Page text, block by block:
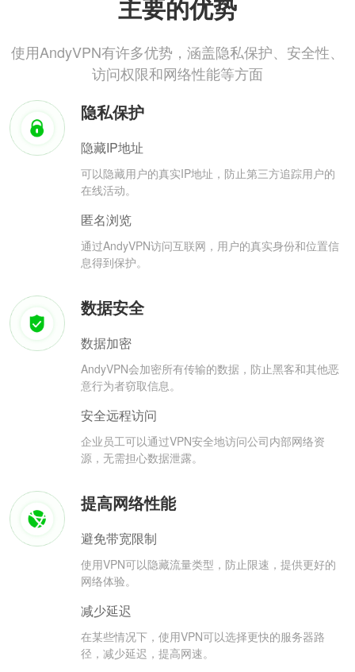
主要的优势
使用AndyVPN有许多优势，涵盖隐私保护、安全性、
访问权限和网络性能等方面
隐私保护
隐藏IP地址
可以隐藏用户的真实IP地址，防止第三方追踪用户的
在线活动。
匿名浏览
通过AndyVPN访问互联网，用户的真实身份和位置信
息得到保护。
数据安全
数据加密
AndyVPN会加密所有传输的数据，防止黑客和其他恶
意行为者窃取信息。
安全远程访问
企业员工可以通过VPN安全地访问公司内部网络资
源，无需担心数据泄露。
提高网络性能
避免带宽限制
使用VPN可以隐藏流量类型，防止限速，提供更好的
网络体验。
减少延迟
在某些情况下，使用VPN可以选择更快的服务器路
径，减少延迟，提高网速。